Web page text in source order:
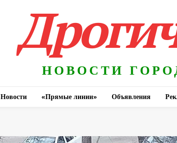
НОВОСТИ
Новости «Прямые линии» Объявления